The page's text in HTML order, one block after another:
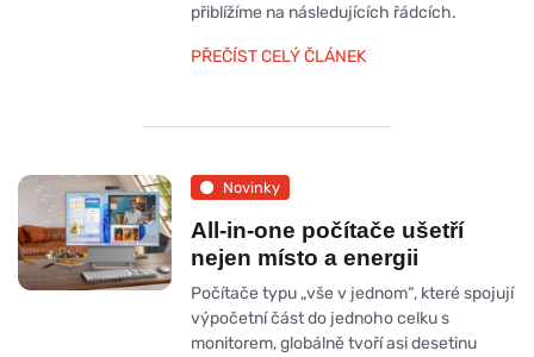
přiblížíme na následujících řádcích.
PŘEČÍST CELÝ ČLÁNEK
Novinky
All-in-one počítače ušetří
nejen místo a energii
Počítače typu „vše v jednom“, které spojují
výpočetní část do jednoho celku s
monitorem, globálně tvoří asi desetinu